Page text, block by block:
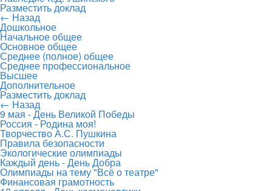
Разместить доклад
← Назад
Дошкольное
Начальное общее
Основное общее
Среднее (полное) общее
Среднее профессиональное
Высшее
Дополнительное
Разместить доклад
← Назад
9 мая - День Великой Победы
Россия - Родина моя!
Творчество А.С. Пушкина
Правила безопасности
Экологические олимпиады
Каждый день - День Добра
Олимпиады на тему "Всё о театре"
Финансовая грамотность